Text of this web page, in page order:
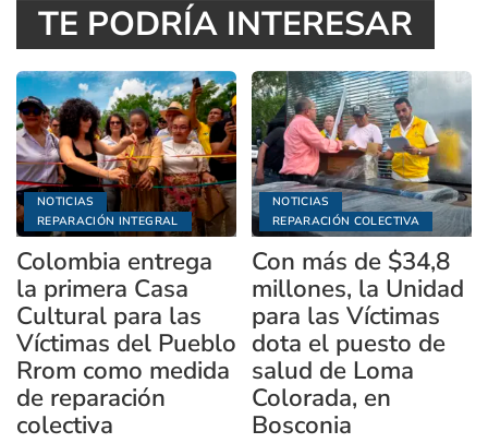
TE PODRÍA INTERESAR
NOTICIAS
REPARACIÓN INTEGRAL
Colombia entrega
la primera Casa
Cultural para las
Víctimas del Pueblo
Rrom como medida
de reparación
colectiva
NOTICIAS
REPARACIÓN COLECTIVA
Con más de $34,8
millones, la Unidad
para las Víctimas
dota el puesto de
salud de Loma
Colorada, en
Bosconia